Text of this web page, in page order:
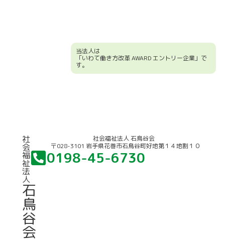
当法人は
「いわて働き方改革 AWARD エントリー企業」で
す。
社
会
福
祉
法
人
石
鳥
谷
会
社会福祉法人 石鳥谷会
〒028-3101 岩手県花巻市石鳥谷町好地第１４地割１０
0198-45-6730